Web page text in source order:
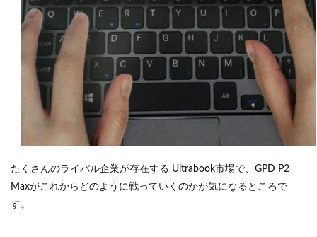
たくさんのライバル企業が存在する Ultrabook市場で、GPD P2
Maxがこれからどのように戦っていくのかが気になるところで
す。